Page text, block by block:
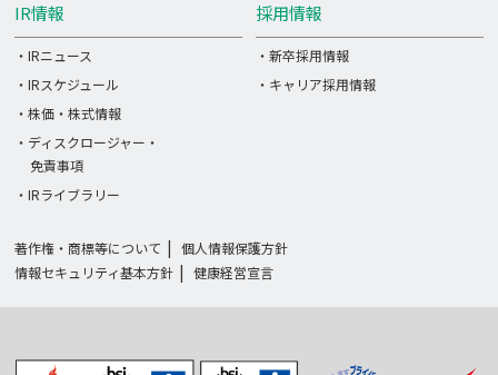
IR情報
・IRニュース
・IRスケジュール
・株価・株式情報
・ディスクロージャー・
免責事項
・IRライブラリー
採用情報
・新卒採用情報
・キャリア採用情報
著作権・商標等について
個人情報保護方針
情報セキュリティ基本方針
健康経営宣言